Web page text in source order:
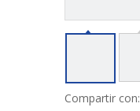
Compartir con: